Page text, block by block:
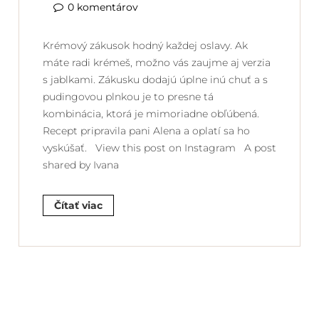
0 komentárov
Krémový zákusok hodný každej oslavy. Ak
máte radi krémeš, možno vás zaujme aj verzia
s jablkami. Zákusku dodajú úplne inú chuť a s
pudingovou plnkou je to presne tá
kombinácia, ktorá je mimoriadne obľúbená.
Recept pripravila pani Alena a oplatí sa ho
vyskúšať. View this post on Instagram A post
shared by Ivana
Čítať viac